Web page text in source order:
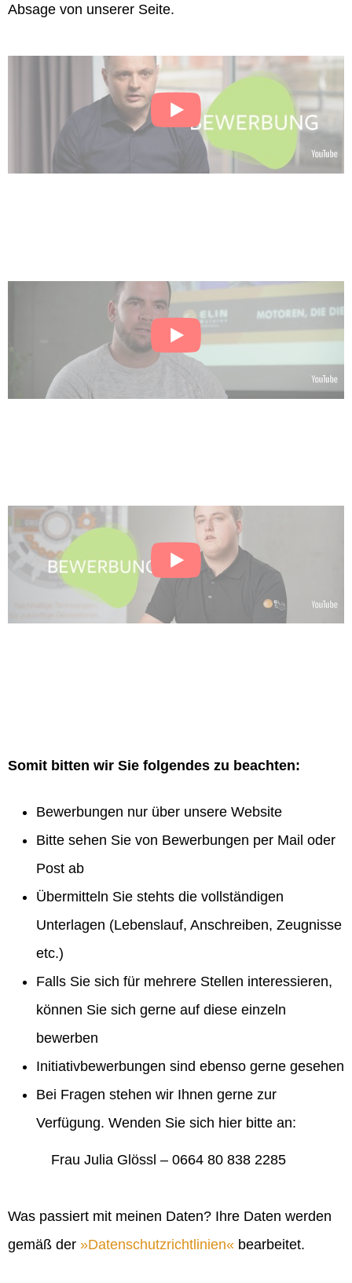
Absage von unserer Seite.
Somit bitten wir Sie folgendes zu beachten:
Bewerbungen nur über unsere Website
Bitte sehen Sie von Bewerbungen per Mail oder
Post ab
Übermitteln Sie stehts die vollständigen
Unterlagen (Lebenslauf, Anschreiben, Zeugnisse
etc.)
Falls Sie sich für mehrere Stellen interessieren,
können Sie sich gerne auf diese einzeln
bewerben
Initiativbewerbungen sind ebenso gerne gesehen
Bei Fragen stehen wir Ihnen gerne zur
Verfügung. Wenden Sie sich hier bitte an:
Frau Julia Glössl – 0664 80 838 2285
Was passiert mit meinen Daten? Ihre Daten werden
gemäß der
Datenschutzrichtlinien bearbeitet.